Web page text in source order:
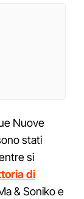
Nuove
stati
si
di
& Soniko e